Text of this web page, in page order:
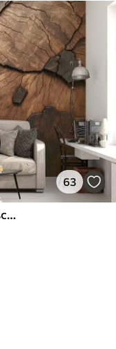
63
hout, textuur, scheuren, donker, schors, oppervlak